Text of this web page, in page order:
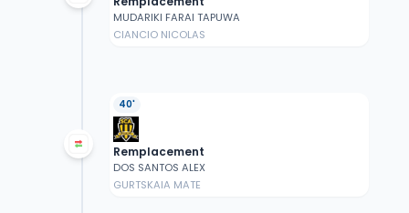
MUDARIKI FARAI TAPUWA
CIANCIO NICOLAS
40'
Remplacement
DOS SANTOS ALEX
GURTSKAIA MATE